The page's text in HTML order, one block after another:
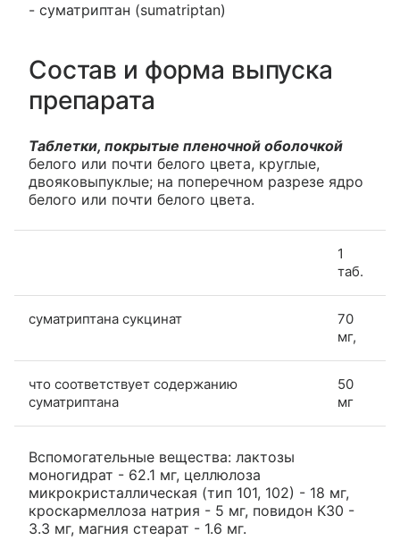
- суматриптан (sumatriptan)
Состав и форма выпуска
препарата
Таблетки, покрытые пленочной оболочкой
белого или почти белого цвета, круглые,
двояковыпуклые; на поперечном разрезе ядро
белого или почти белого цвета.
1
таб.
суматриптана сукцинат
70
мг,
что соответствует содержанию
суматриптана
50
мг
Вспомогательные вещества: лактозы
моногидрат - 62.1 мг, целлюлоза
микрокристаллическая (тип 101, 102) - 18 мг,
кроскармеллоза натрия - 5 мг, повидон К30 -
3.3 мг, магния стеарат - 1.6 мг.